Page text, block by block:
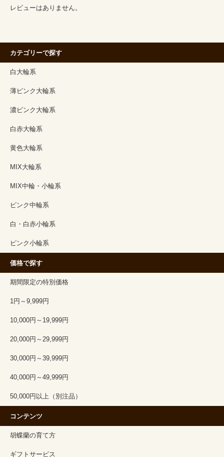
レビューはありません。
カテゴリーで探す
白大輪系
薄ピンク大輪系
濃ピンク大輪系
白赤大輪系
黄色大輪系
MIX大輪系
MIX中輪・小輪系
ピンク中輪系
白・白赤小輪系
ピンク小輪系
価格で探す
期間限定の特別価格
1円～9,999円
10,000円～19,999円
20,000円～29,999円
30,000円～39,999円
40,000円～49,999円
50,000円以上（別注品）
コンテンツ
胡蝶蘭の育て方
ギフトサービス